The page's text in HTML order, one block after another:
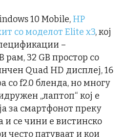
10 Mobile, HP
со моделот Elite x3, кој
–
рам, 32 GB простор со
Quad HD дисплеј, 16
со f2.0 бленда, но многу
„лаптоп“ кој е
за смартфонот преку
и се чини е вистинско
често патуваат и кои